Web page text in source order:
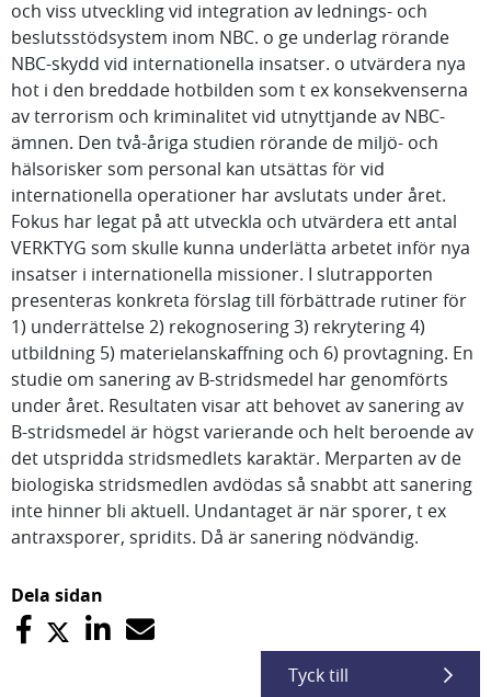
och viss utveckling vid integration av lednings- och
beslutsstödsystem inom NBC. o ge underlag rörande
NBC-skydd vid internationella insatser. o utvärdera nya
hot i den breddade hotbilden som t ex konsekvenserna
av terrorism och kriminalitet vid utnyttjande av NBC-
ämnen. Den två-åriga studien rörande de miljö- och
hälsorisker som personal kan utsättas för vid
internationella operationer har avslutats under året.
Fokus har legat på att utveckla och utvärdera ett antal
VERKTYG som skulle kunna underlätta arbetet inför nya
insatser i internationella missioner. I slutrapporten
presenteras konkreta förslag till förbättrade rutiner för
1) underrättelse 2) rekognosering 3) rekrytering 4)
utbildning 5) materielanskaffning och 6) provtagning. En
studie om sanering av B-stridsmedel har genomförts
under året. Resultaten visar att behovet av sanering av
B-stridsmedel är högst varierande och helt beroende av
det utspridda stridsmedlets karaktär. Merparten av de
biologiska stridsmedlen avdödas så snabbt att sanering
inte hinner bli aktuell. Undantaget är när sporer, t ex
antraxsporer, spridits. Då är sanering nödvändig.
Dela sidan
Tyck till